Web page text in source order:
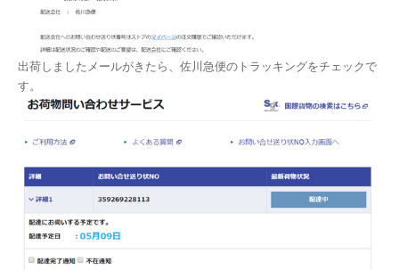
出荷しましたメールがきたら、佐川急便のトラッキングをチェックで
す。